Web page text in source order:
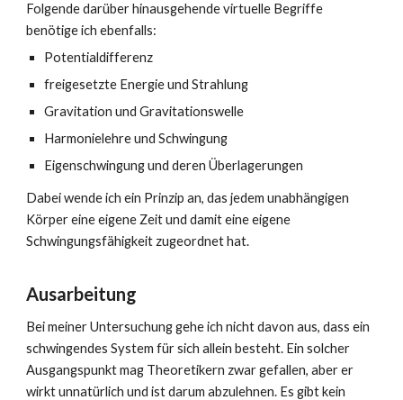
Folgende darüber hinausgehende virtuelle Begriffe
benötige ich ebenfalls:
Potentialdifferenz
freigesetzte Energie und Strahlung
Gravitation und Gravitationswelle
Harmonielehre und Schwingung
Eigenschwingung und deren Überlagerungen
Dabei wende ich ein Prinzip an, das jedem unabhängigen
Körper eine eigene Zeit und damit eine eigene
Schwingungsfähigkeit zugeordnet hat.
Ausarbeitung
Bei meiner Untersuchung gehe ich nicht davon aus, dass ein
schwingendes System für sich allein besteht. Ein solcher
Ausgangspunkt mag Theoretikern zwar gefallen, aber er
wirkt unnatürlich und ist darum abzulehnen. Es gibt kein